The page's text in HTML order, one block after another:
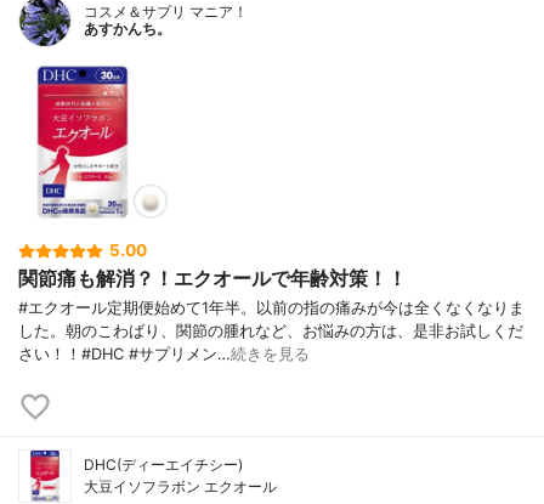
コスメ＆サプリ マニア！
あすかんち。
5.00
関節痛も解消？！エクオールで年齢対策！！
#エクオール定期便始めて1年半。以前の指の痛みが今は全くなくなりま
した。朝のこわばり、関節の腫れなど、お悩みの方は、是非お試しくだ
さい！！#DHC #サプリメン…続きを見る
DHC(ディーエイチシー)
大豆イソフラボン エクオール